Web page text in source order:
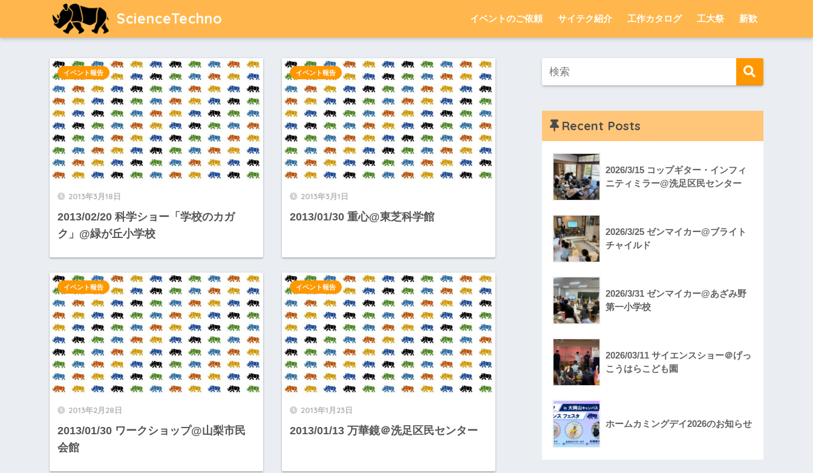
ScienceTechno イベントのご依頼 サイテク紹介 工作カタログ 工大祭 新歓
2013年3月18日
2013/02/20 科学ショー「学校のカガ
ク」@緑が丘小学校
イベント報告
2013年3月1日
2013/01/30 重心@東芝科学館
イベント報告
2013年2月28日
2013/01/30 ワークショップ@山梨市民
会館
イベント報告
2013年1月23日
2013/01/13 万華鏡＠洗足区民センター
イベント報告
Recent Posts
2026/3/15 コップギター・インフィ
ニティミラー@洗足区民センター
2026/3/25 ゼンマイカー@ブライト
チャイルド
2026/3/31 ゼンマイカー@あざみ野
第一小学校
2026/03/11 サイエンスショー＠げっ
こうはらこども園
ホームカミングデイ2026のお知らせ